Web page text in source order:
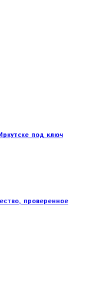
под ключ
проверенное